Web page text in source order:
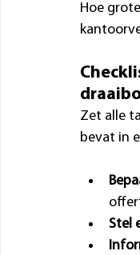
Hoe
Zet alle
bevat in
Stel